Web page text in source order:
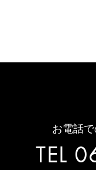
お電話
TEL